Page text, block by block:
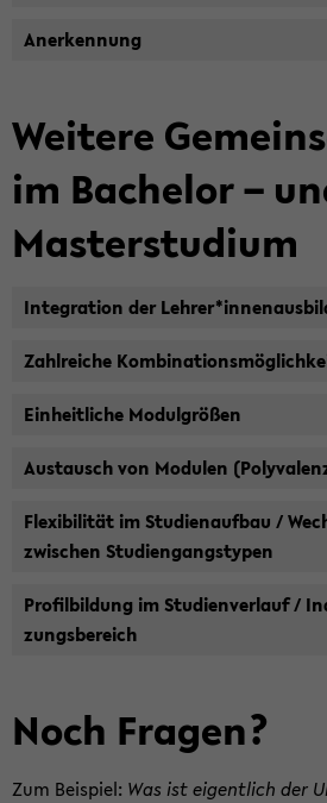
An­er­ken­nung
Wei­te­re
im Ba­che­lor –
Mas­ter­stu­di­um
In­te­gra­ti­on der
Zahl­rei­che
Ein­heit­li­che Mo­dul­grö­ßen
Aus­tausch von Mo­du­len
Fle­xi­bi­li­tät im Stu­di­en­auf­bau /
zwi­schen Stu­di­en­gangs­ty­pen
Pro­fil­bil­dung im Stu­di­en­ver­lauf /
zungs­be­reich
Noch Fra­gen?
Zum Bei­spiel: Was ist ei­gent­lich der